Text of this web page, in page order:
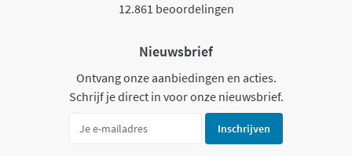
12.861 beoordelingen
Nieuwsbrief
Ontvang onze aanbiedingen en acties.
Schrijf je direct in voor onze nieuwsbrief.
Inschrijven